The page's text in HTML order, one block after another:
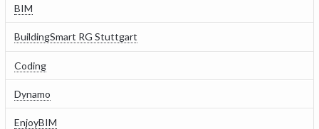
BIM
BuildingSmart RG Stuttgart
Coding
Dynamo
EnjoyBIM